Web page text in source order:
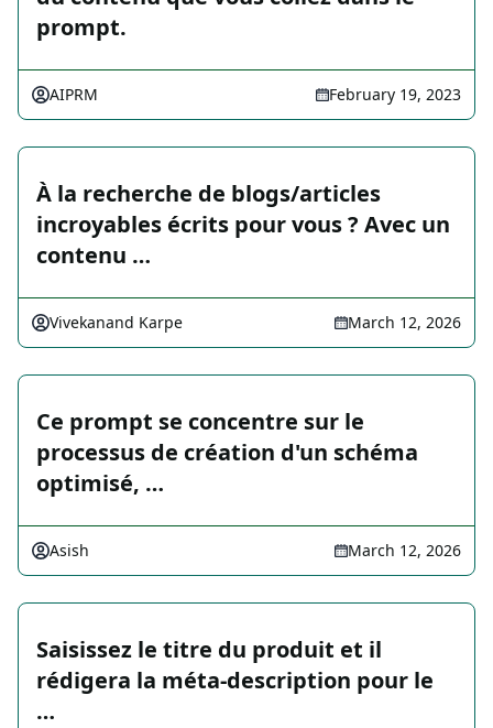
prompt.
AIPRM February 19, 2023
À la recherche de blogs/articles
incroyables écrits pour vous ? Avec un
contenu …
Vivekanand Karpe March 12, 2026
Ce prompt se concentre sur le
processus de création d'un schéma
optimisé, …
Asish March 12, 2026
Saisissez le titre du produit et il
rédigera la méta-description pour le
…